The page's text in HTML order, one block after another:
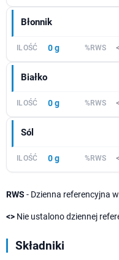
Błonnik
0 g
Białko
0 g
Sól
0 g
RWS - Dzienna referencyjna
<> Nie ustalono dziennej
Składniki